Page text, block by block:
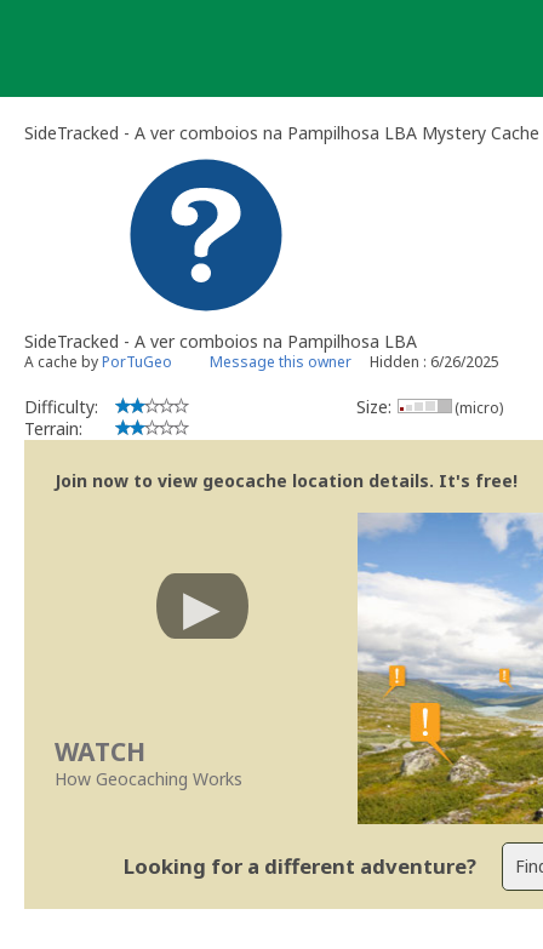
SideTracked - A ver comboios na Pampilhosa LBA Mystery Cache
SideTracked - A ver comboios na Pampilhosa LBA
A cache byPorTuGeo Message this owner Hidden : 6/26/2025
Difficulty:
Terrain:
Size: (micro)
Join now to view geocache location details. It's free!
WATCH
How Geocaching Works
Looking for a different adventure?